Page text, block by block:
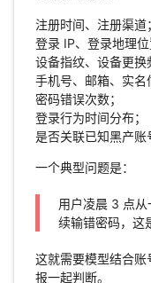
注册时间、注册渠道；
登录 IP、登录地理位
设备指纹、设备更换
手机号、邮箱、实名
密码错误次数；
登录行为时间分布；
是否关联已知黑产账
一个典型问题是：
用户凌晨 3 点
续输错密码，这
这就需要模型结合
报一起判断。